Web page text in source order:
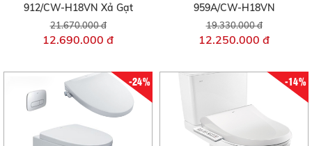
912/CW-H18VN Xả Gạt
21.670.000 đ
12.690.000 đ
959A/CW-H18VN
19.330.000 đ
12.250.000 đ
-24% -14%